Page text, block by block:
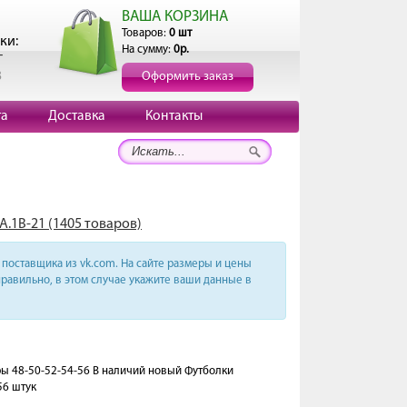
ВАША КОРЗИНА
Товаров: 0 шт
На сумму: 0р.
Оформить заказ
Доставка Контакты
21 (1405 товаров)
из vk.com. На сайте размеры и цены
в этом случае укажите ваши данные в
48-50-52-54-56 В наличий новый Футболки
штук